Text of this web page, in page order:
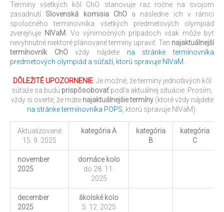
Termíny všetkých kôl ChO stanovuje raz ročne na svojom
zasadnutí Slovenská komisia ChOa následne ich v rámci
spoločného termínovníka všetkých predmetových olympiád
zverejňuje NIVaM. Vo výnimočných prípadoch však môže byť
nevyhnutné niektoré plánované termíny upraviť. Ten najaktuálnejší
termínovník ChOvždy nájdete na stránke termínovníka
predmetových olympiád a súťaží, ktorú spravuje NIVaM.
DÔLEŽITÉ UPOZORNENIE: Je možné, že termíny jednotlivých kôl
súťaže sa budú prispôsobovať podľa aktuálnej situácie. Prosím,
vždy si overte, že máte najaktuálnejšie termíny(ktoré vždy nájdete
na stránke termínovníka POPS, ktorú spravuje NIVaM).
Aktualizované
15. 9. 2025
kategória A
kategória
B
kategória
C
november
2025
domáce kolo
do 28. 11.
2025
december
2025
školské kolo
5. 12. 2025